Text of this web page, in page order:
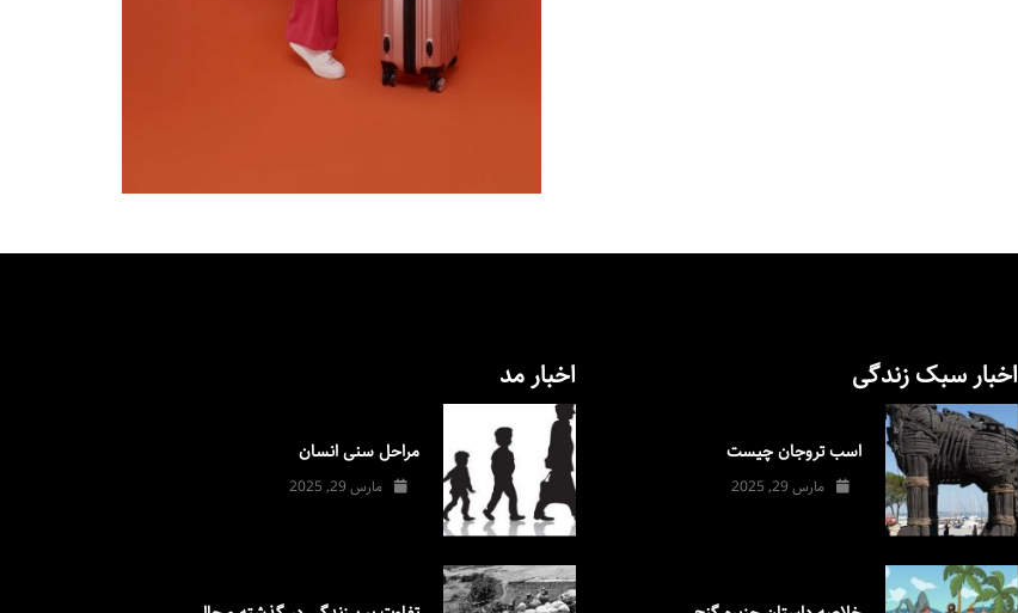
اخبار سبک زندگی
اسب تروجان چیست
مارس 29, 2025
اخبار مد
مراحل سنی انسان
مارس 29, 2025